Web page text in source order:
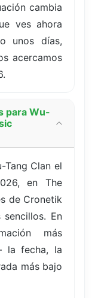
cambia
ves ahora
unos días,
acercamos
para Wu-
Tang Clan el
en The
de Cronetik
En
más
la fecha, la
más bajo